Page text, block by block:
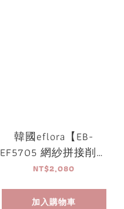
韓國eflora【EB-
EF5705 網紗拼接削肩
舞衣】可放胸墊
NT$2,080
加入購物車